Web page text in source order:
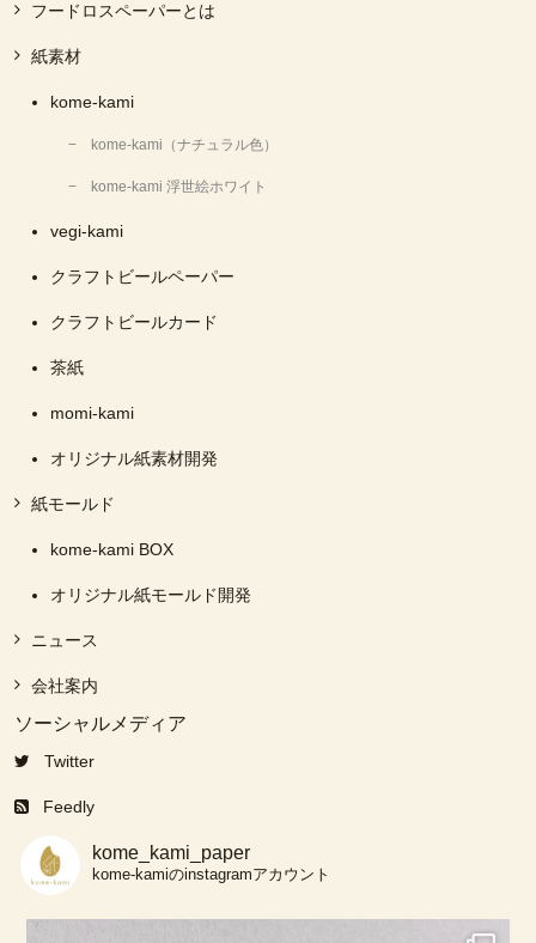
フードロスペーパーとは
紙素材
kome-kami
kome-kami（ナチュラル色）
kome-kami 浮世絵ホワイト
vegi-kami
クラフトビールペーパー
クラフトビールカード
茶紙
momi-kami
オリジナル紙素材開発
紙モールド
kome-kami BOX
オリジナル紙モールド開発
ニュース
会社案内
ソーシャルメディア
Twitter
Feedly
kome_kami_paper
kome-kamiのinstagramアカウント